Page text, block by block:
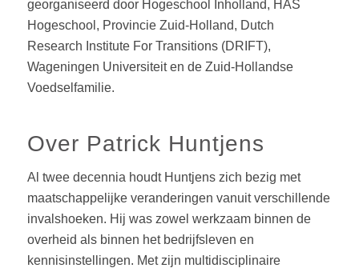
georganiseerd door Hogeschool Inholland, HAS
Hogeschool, Provincie Zuid-Holland, Dutch
Research Institute For Transitions (DRIFT),
Wageningen Universiteit en de Zuid-Hollandse
Voedselfamilie.
Over Patrick Huntjens
Al twee decennia houdt Huntjens zich bezig met
maatschappelijke veranderingen vanuit verschillende
invalshoeken. Hij was zowel werkzaam binnen de
overheid als binnen het bedrijfsleven en
kennisinstellingen. Met zijn multidisciplinaire